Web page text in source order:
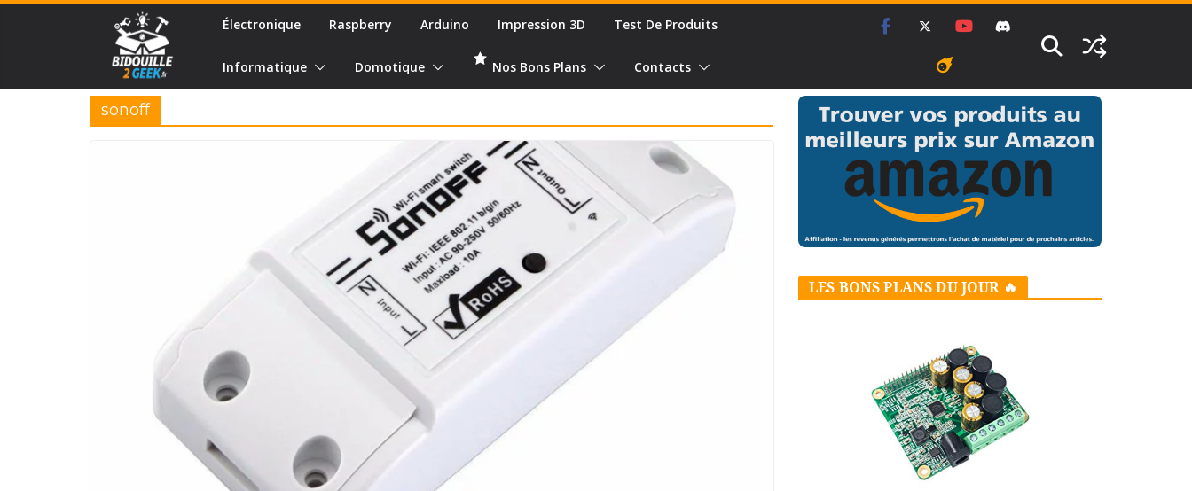
Électronique Raspberry Arduino Impression 3D Test De Produits
Informatique Domotique Nos Bons Plans Contacts
sonoff
LES BONS PLANS DU JOUR 🔥